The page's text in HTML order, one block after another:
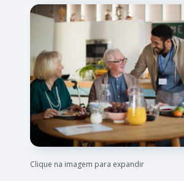
Clique na imagem para expandir